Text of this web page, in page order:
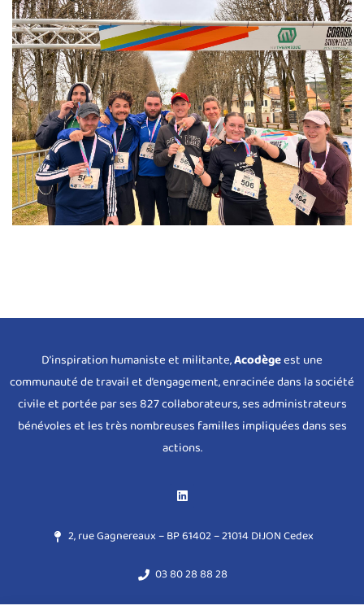
D’inspiration humaniste et militante,Acodègeest une
communauté de travail et d’engagement, enracinée dans la société
civile et portée par ses 827 collaborateurs, ses administrateurs
bénévoles et les très nombreuses familles impliquées dans ses
actions.
2, rue Gagnereaux – BP 61402 – 21014 DIJON Cedex
03 80 28 88 28